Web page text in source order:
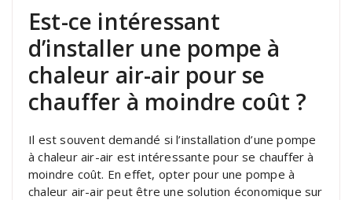
Est-ce intéressant
d’installer une pompe à
chaleur air-air pour se
chauffer à moindre coût ?
Il est souvent demandé si l’installation d’une pompe
à chaleur air-air est intéressante pour se chauffer à
moindre coût. En effet, opter pour une pompe à
chaleur air-air peut être une solution économique sur